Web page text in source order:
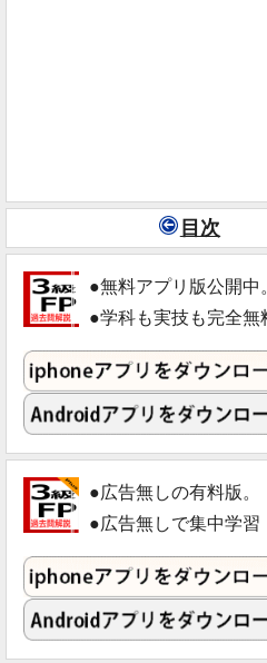
目次
●無料アプリ版公開中
●学科も実技も完全無
●広告無しの有料版。
●広告無しで集中学習